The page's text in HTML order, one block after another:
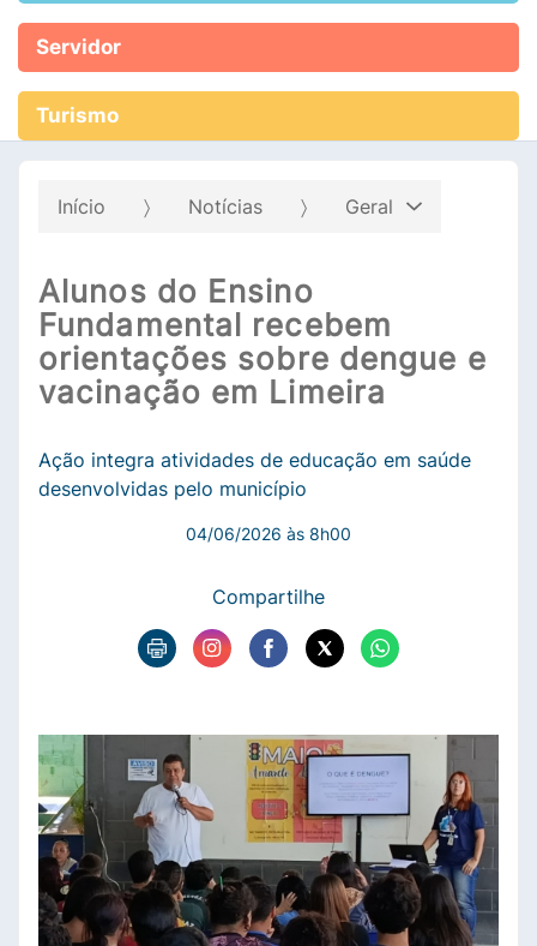
Servidor
Turismo
Início Notícias Geral
Alunos do Ensino
Fundamental recebem
orientações sobre dengue e
vacinação em Limeira
Ação integra atividades de educação em saúde
desenvolvidas pelo município
04/06/2026 às 8h00
Compartilhe